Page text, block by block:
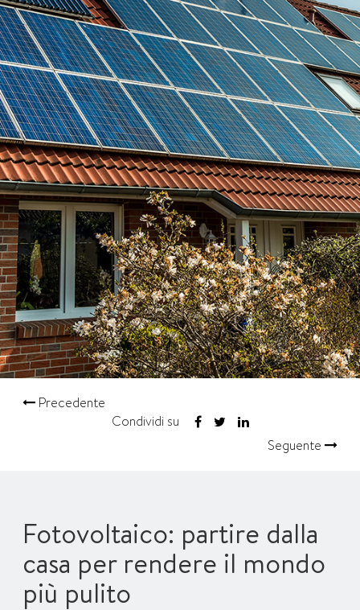
Precedente
Condividi su
Seguente
Fotovoltaico: partire dalla
casa per rendere il mondo
più pulito